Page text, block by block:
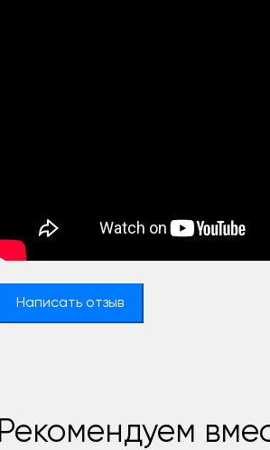
Написать отзыв
Рекомендуем